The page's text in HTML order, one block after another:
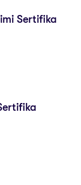
Sertifika